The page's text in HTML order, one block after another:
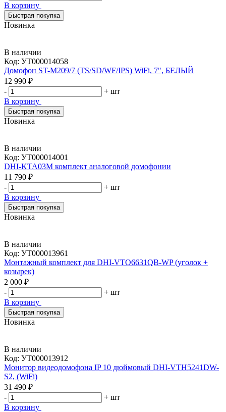
В корзину
Быстрая покупка
Новинка
В наличии
Код: УТ000014058
Домофон ST-M209/7 (TS/SD/WF/IPS) WiFi, 7", БЕЛЫЙ
12 990 ₽
-
+ шт
В корзину
Быстрая покупка
Новинка
В наличии
Код: УТ000014001
DHI-KTA03M комплект аналоговой домофонии
11 790 ₽
-
+ шт
В корзину
Быстрая покупка
Новинка
В наличии
Код: УТ000013961
Монтажный комплект для DHI-VTO6631QB-WP (уголок +
козырек)
2 000 ₽
-
+ шт
В корзину
Быстрая покупка
Новинка
В наличии
Код: УТ000013912
Монитор видеодомофона IP 10 дюймовый DHI-VTH5241DW-
S2, (WiFi)
31 490 ₽
-
+ шт
В корзину